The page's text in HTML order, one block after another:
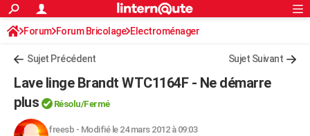
ACTUALITÉS
Politique
Société
Faits Divers
Education
Monde
Villes
+
Programme TV
Streaming
Cinéma
Sorties cinéma
Musique
FINANCE
Retraite
Impôts
Epargne
Immobilier
Risques naturels par ville
Banque
Assurance
Crédit
AUTO
S'inscrire
Connexion
Forum Forum Bricolage Electroménager
Sujet Précédent Sujet Suivant
Lave linge Brandt WTC1164F - Ne démarre
plus
Résolu/Fermé
freesb - Modifié le 24 mars 2012 à 09:03